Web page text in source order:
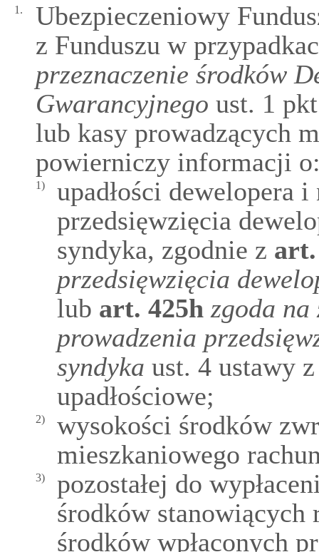
1.
Ubezpieczeniowy
z Funduszu w
przeznaczenie środków
Gwarancyjnego ust. 1
lub kasy prowadzących
powierniczy informacji
1)
upadłości dewelopera
przedsięwzięcia
syndyka, zgodnie z
przedsięwzięcia
lub art. 425h zgoda na
prowadzenia
syndyka ust. 4 ustawy
upadłościowe;
2)
wysokości środków
mieszkaniowego
3)
pozostałej do
środków stanowiących
środków wpłaconych